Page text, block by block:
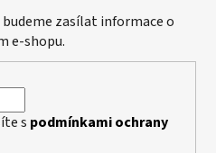
zasílat informace o
e-shopu.
s podmínkami ochrany